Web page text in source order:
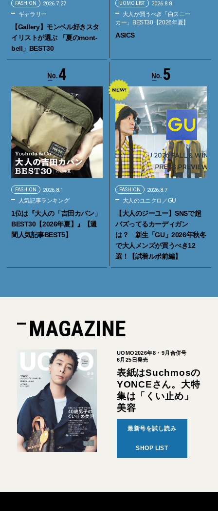
FASHION 2026.7.27
ギャラリー
【Gallery】モンベル好きスタ
イリストが選ぶ 「夏のmont-
bell」BEST30
UOMO LIST 2026.8.8
大人が買うべき「白スニー
カー」BEST30【2026年夏】
ASICS
4
FASHION 2026.8.1
人気記事ランキング
1位は『大人の「吉田カバン」
BEST30【2026年夏】』【週
間人気記事BEST5】
5
FASHION 2026.8.7
大人のユニクロ／GU
【大人のジーユー】SNSで超
バズってるカーディガン
は？ 新生「GU」2026年秋冬
で大人メンズが買うべき12
選！【試着ルポ前編】
MAGAZINE
UOMO2026年8・9月合併号
6月25日発売
表紙はSuchmosの
YONCEさん。大特
集は「くい止め」
美容
最新号を試し読み
SHOP LIST